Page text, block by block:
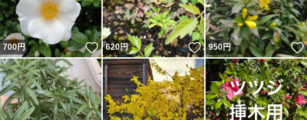
700円 いいね！
620円 いいね！
950円